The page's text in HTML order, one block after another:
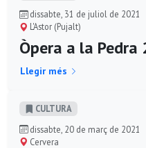
dissabte, 31 de juliol de 2021
L'Astor (Pujalt)
Òpera a la Pedra
Llegir més
CULTURA
dissabte, 20 de març de 2021
Cervera